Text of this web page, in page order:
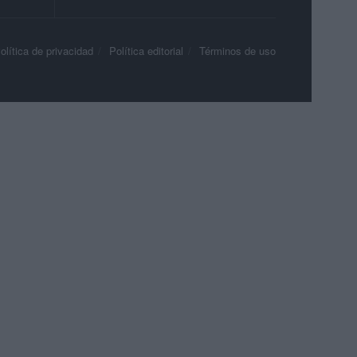
de privacidad Política editorial Términos de uso